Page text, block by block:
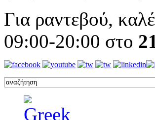
Για ραντεβού,
09:00-20:00 στο